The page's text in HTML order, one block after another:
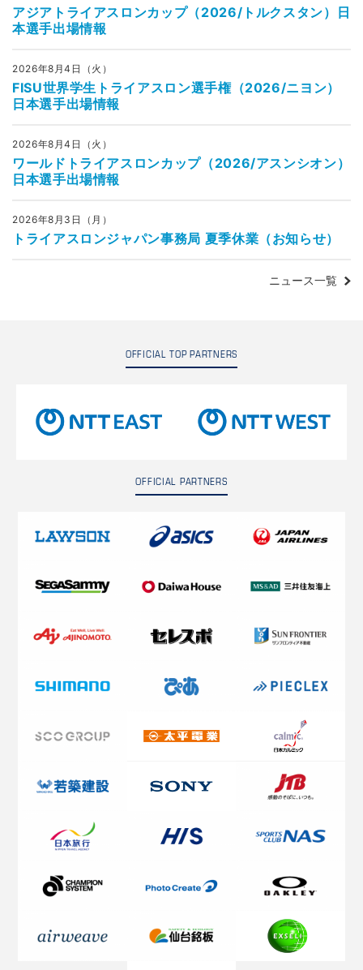
アジアトライアスロンカップ（2026/トルクスタン）日
本選手出場情報
2026年8月4日（火）
FISU世界学生トライアスロン選手権（2026/ニヨン）
日本選手出場情報
2026年8月4日（火）
ワールドトライアスロンカップ（2026/アスンシオン）
日本選手出場情報
2026年8月3日（月）
トライアスロンジャパン事務局 夏季休業（お知らせ）
ニュース一覧
OFFICIAL TOP PARTNERS
OFFICIAL PARTNERS